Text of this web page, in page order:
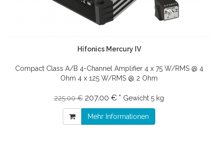
Hifonics Mercury IV
Compact Class A/B 4-Channel Amplifier 4 x 75 W/RMS @ 4
Ohm 4 x 125 W/RMS @ 2 Ohm
225.00 € 207.00 € * Gewicht 5 kg
Mehr Informationen